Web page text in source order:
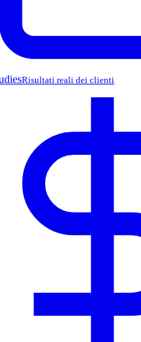
Risultati reali dei clienti